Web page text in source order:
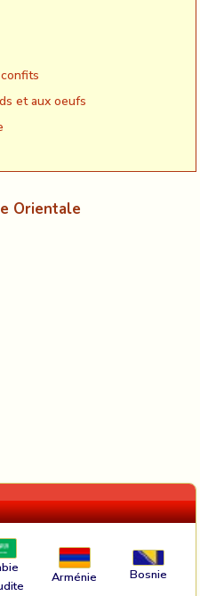
et aux oeufs
Orientale
Arménie Bosnie